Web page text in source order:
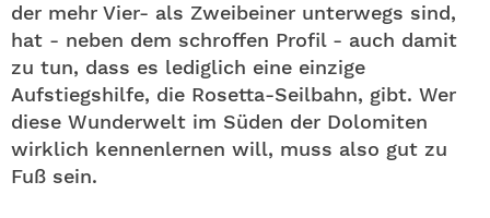
der mehr Vier- als Zweibeiner unterwegs sind,
hat - neben dem schroffen Profil - auch damit
zu tun, dass es lediglich eine einzige
Aufstiegshilfe, die Rosetta-Seilbahn, gibt. Wer
diese Wunderwelt im Süden der Dolomiten
wirklich kennenlernen will, muss also gut zu
Fuß sein.